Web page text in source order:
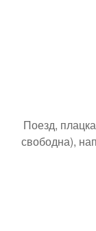
Поезд,
свободна),